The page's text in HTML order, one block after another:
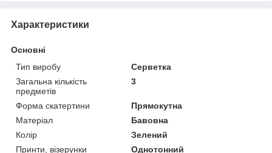
Характеристики
Основні
Тип виробу
Серветка
Загальна кількість
предметів
3
Форма скатертини
Прямокутна
Матеріал
Бавовна
Колір
Зелений
Принти, візерунки
Однотонний